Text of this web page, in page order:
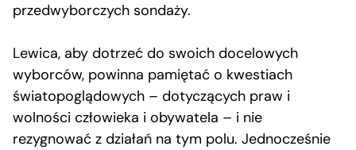
przedwyborczych sondaży.
Lewica, aby dotrzeć do swoich docelowych
wyborców, powinna pamiętać o kwestiach
światopoglądowych – dotyczących praw i
wolności człowieka i obywatela – i nie
rezygnować z działań na tym polu. Jednocześnie